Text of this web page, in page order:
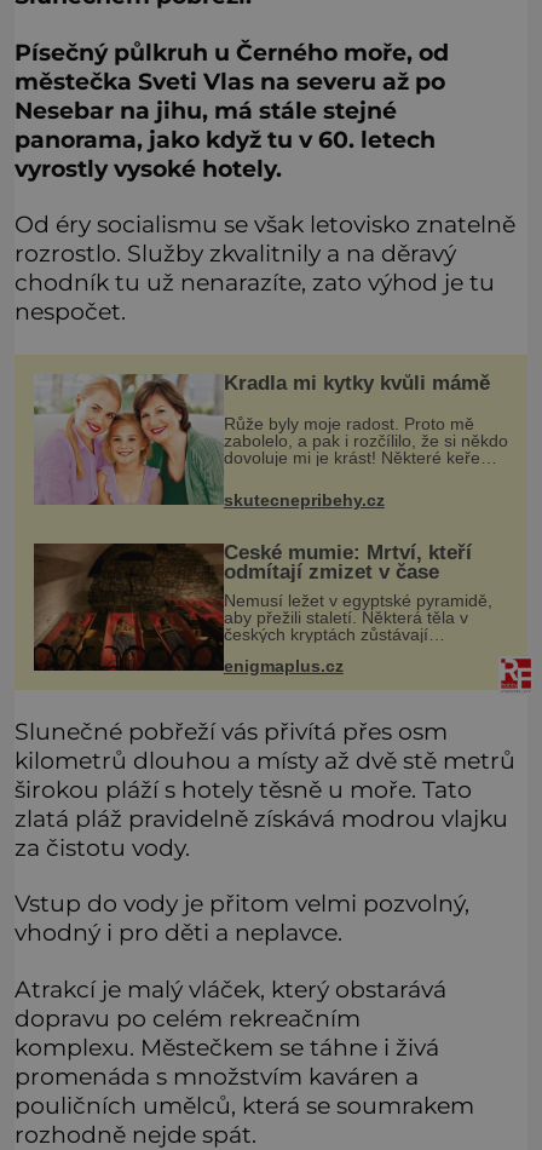
Písečný půlkruh u Černého moře, od
městečka Sveti Vlas na severu až po
Nesebar na jihu, má stále stejné
panorama, jako když tu v 60. letech
vyrostly vysoké hotely.
Od éry socialismu se však letovisko znatelně
rozrostlo. Služby zkvalitnily a na děravý
chodník tu už nenarazíte, zato výhod je tu
nespočet.
Kradla mi kytky kvůli mámě
Růže byly moje radost. Proto mě
zabolelo, a pak i rozčílilo, že si někdo
dovoluje mi je krást! Některé keře
jsem dosazovala postupně, když se
objevila nová odrůda, k
skutecnepribehy.cz
České mumie: Mrtví, kteří
odmítají zmizet v čase
Nemusí ležet v egyptské pyramidě,
aby přežili staletí. Některá těla v
českých kryptách zůstávají
smrti. Nejde přitom o žádné tajemné
enigmaplus.cz
Slunečné pobřeží vás přivítá přes osm
kilometrů dlouhou a místy až dvě stě metrů
širokou pláží s hotely těsně u moře. Tato
zlatá pláž pravidelně získává modrou vlajku
za čistotu vody.
Vstup do vody je přitom velmi pozvolný,
vhodný i pro děti a neplavce.
Atrakcí je malý vláček, který obstarává
dopravu po celém rekreačním
komplexu. Městečkem se táhne i živá
promenáda s množstvím kaváren a
pouličních umělců, která se soumrakem
rozhodně nejde spát.